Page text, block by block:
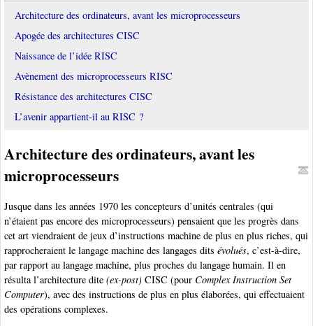
Architecture des ordinateurs, avant les microprocesseurs
Apogée des architectures CISC
Naissance de l’idée RISC
Avènement des microprocesseurs RISC
Résistance des architectures CISC
L’avenir appartient-il au RISC ?
Architecture des ordinateurs, avant les
microprocesseurs
Jusque dans les années 1970 les concepteurs d’unités centrales (qui
n’étaient pas encore des microprocesseurs) pensaient que les progrès dans
cet art viendraient de jeux d’instructions machine de plus en plus riches, qui
rapprocheraient le langage machine des langages dits évolués, c’est-à-dire,
par rapport au langage machine, plus proches du langage humain. Il en
résulta l’architecture dite (ex-post) CISC (pour Complex Instruction Set
Computer), avec des instructions de plus en plus élaborées, qui effectuaient
des opérations complexes.